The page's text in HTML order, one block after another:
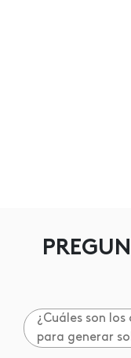
¿Cuáles son
para generar